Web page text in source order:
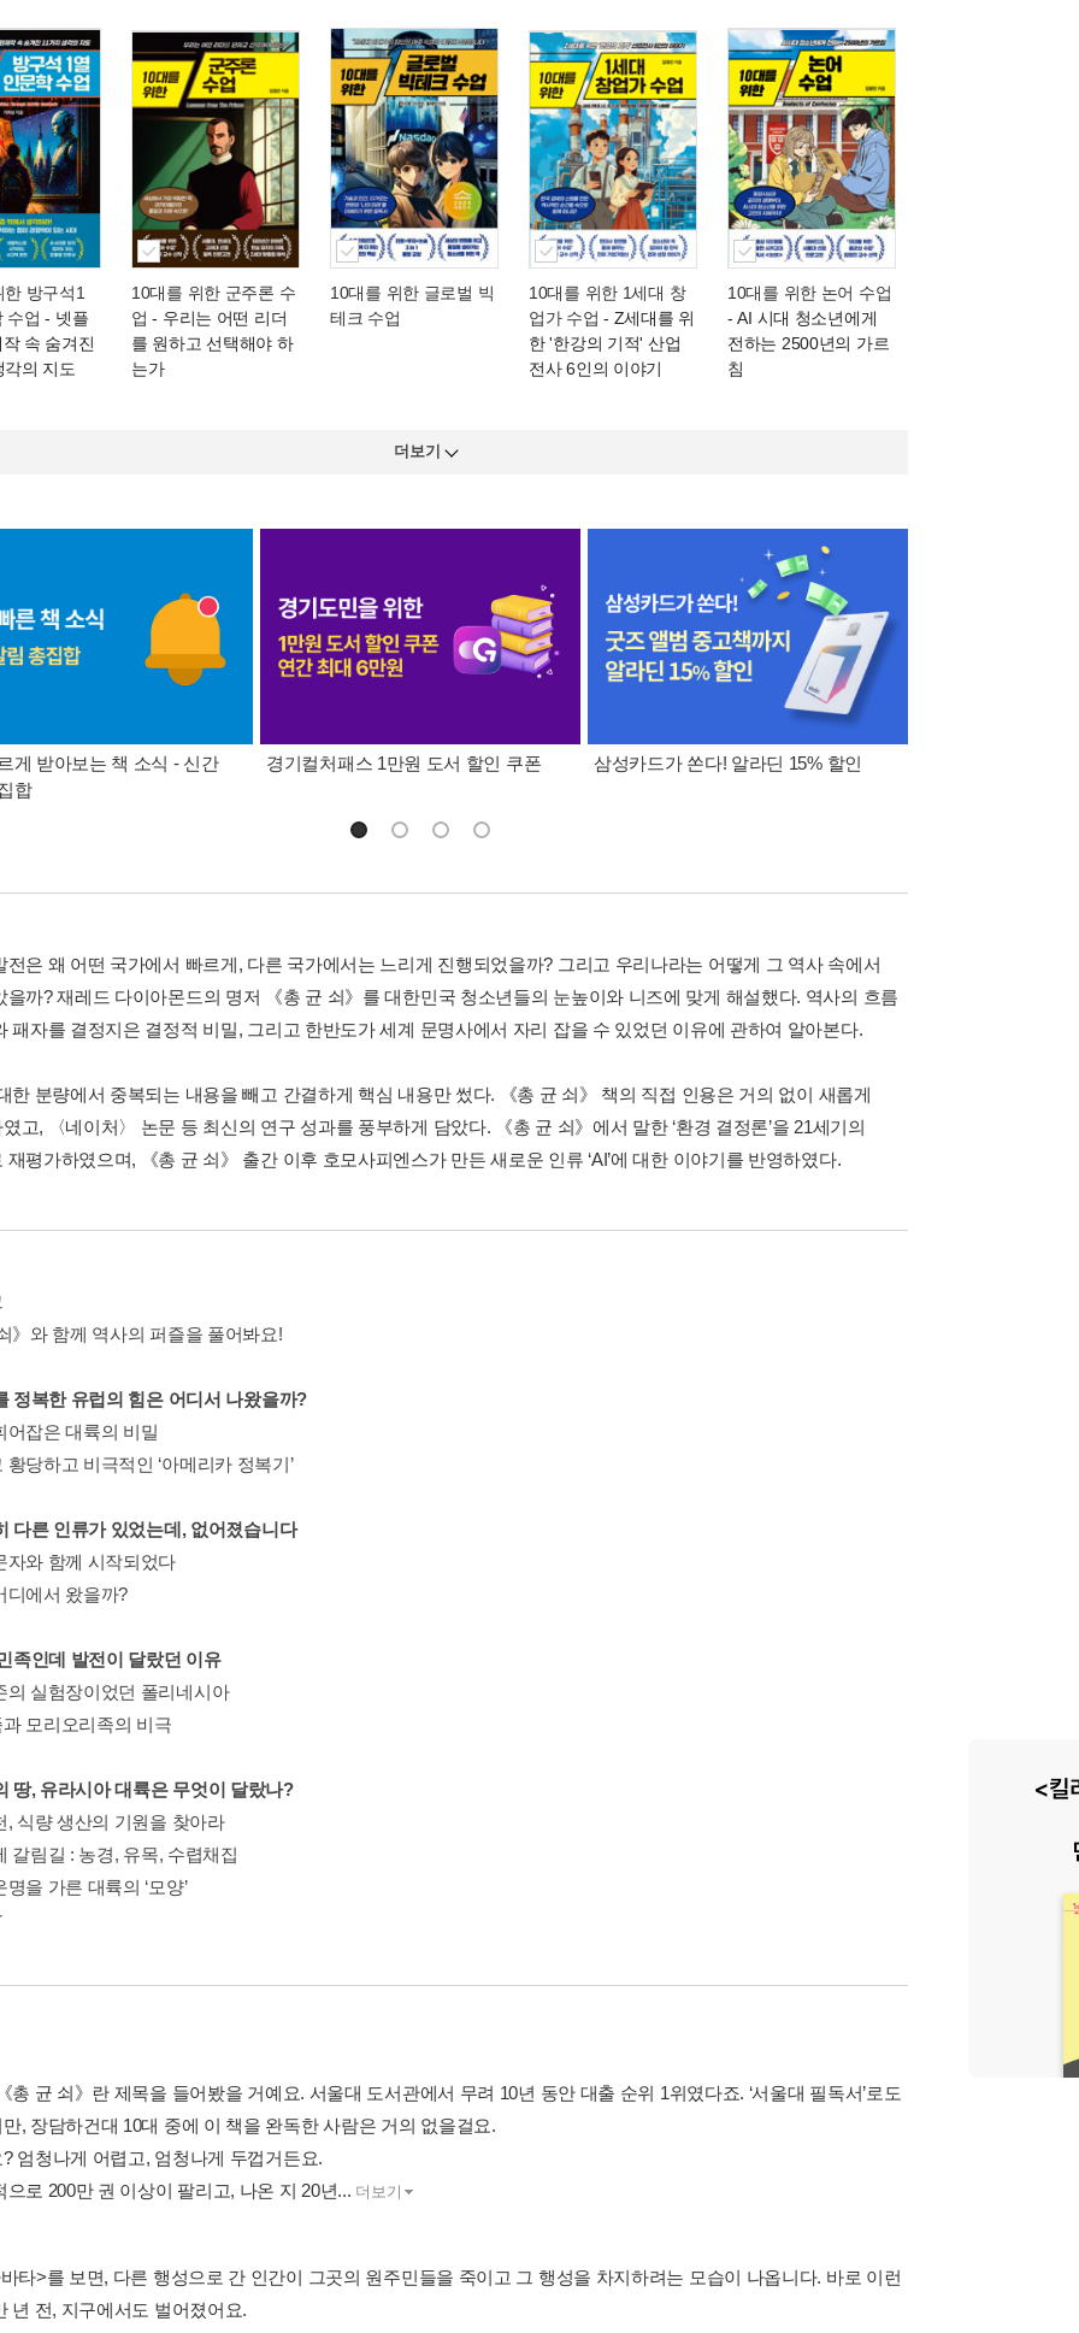
방구석1
수업 - 넷플
속 숨겨진
의 지도
10대를 위한 군주론 수
업 - 우리는 어떤 리더
를 원하고 선택해야 하
는가
10대를 위한 글로벌 빅
테크 수업
10대를 위한 1세대 창
업가 수업 - Z세대를 위
한 '한강의 기적' 산업
전사 6인의 이야기
10대를 위한 논어 수업
- AI 시대 청소년에게
전하는 2500년의 가르
침
더보기
게 받아보는 책 소식 - 신간
합
경기컬처패스 1만원 도서 할인 쿠폰 삼성카드가 쏜다! 알라딘 15% 할인
전은 왜 어떤 국가에서 빠르게, 다른 국가에서는 느리게 진행되었을까? 그리고 우리나라는 어떻게 그 역사 속에서
을까? 재레드 다이아몬드의 명저 《총 균 쇠》를 대한민국 청소년들의 눈높이와 니즈에 맞게 해설했다. 역사의 흐름
패자를 결정지은 결정적 비밀, 그리고 한반도가 세계 문명사에서 자리 잡을 수 있었던 이유에 관하여 알아본다.
한 분량에서 중복되는 내용을 빼고 간결하게 핵심 내용만 썼다. 《총 균 쇠》 책의 직접 인용은 거의 없이 새롭게
고, 〈네이처〉 논문 등 최신의 연구 성과를 풍부하게 담았다. 《총 균 쇠》에서 말한 ‘환경 결정론’을 21세기의
재평가하였으며, 《총 균 쇠》 출간 이후 호모사피엔스가 만든 새로운 인류 ‘AI’에 대한 이야기를 반영하였다.
》와 함께 역사의 퍼즐을 풀어봐요!
정복한 유럽의 힘은 어디서 나왔을까?
어잡은 대륙의 비밀
황당하고 비극적인 ‘아메리카 정복기’
다른 인류가 있었는데, 없어졌습니다
자와 함께 시작되었다
디에서 왔을까?
족인데 발전이 달랐던 이유
의 실험장이었던 폴리네시아
모리오리족의 비극
땅, 유라시아 대륙은 무엇이 달랐나?
, 식량 생산의 기원을 찾아라
갈림길 : 농경, 유목, 수렵채집
을 가른 대륙의 ‘모양’
총 균 쇠》란 제목을 들어봤을 거예요. 서울대 도서관에서 무려 10년 동안 대출 순위 1위였다죠. ‘서울대 필독서’로도
, 장담하건대 10대 중에 이 책을 완독한 사람은 거의 없을걸요.
엄청나게 어렵고, 엄청나게 두껍거든요.
으로 200만 권 이상이 팔리고, 나온 지 20년... 더보기
타>를 보면, 다른 행성으로 간 인간이 그곳의 원주민들을 죽이고 그 행성을 차지하려는 모습이 나옵니다. 바로 이런
년 전, 지구에서도 벌어졌어요.